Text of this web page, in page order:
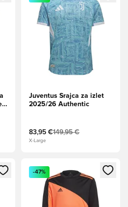
Juventus Srajca za izlet
2025/26 Authentic
83,95 €149,95 €
X-Large
vpis kot član
Odpre Modal za prijavo ali
-47%